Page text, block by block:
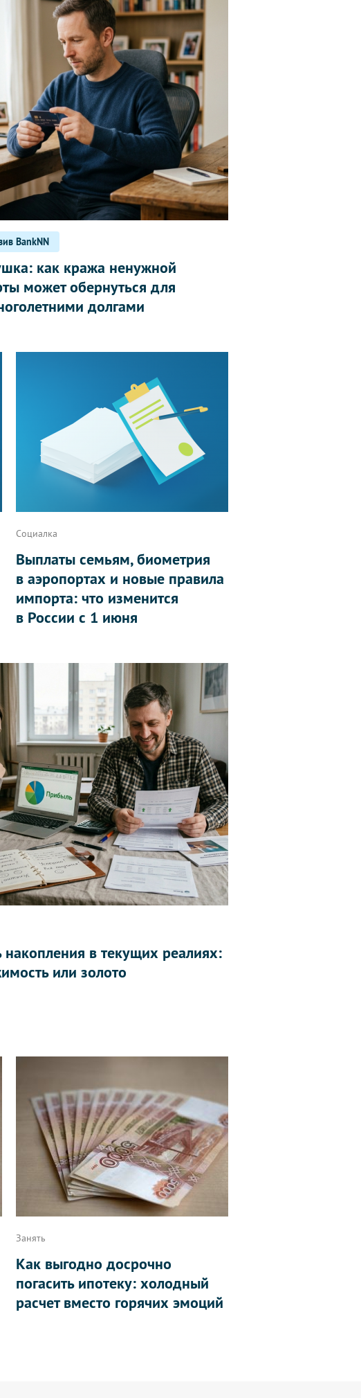
BankNN
как кража ненужной
может обернуться для
долгами
Социалка
Выплаты семьям, биометрия
в аэропортах и новые правила
импорта: что изменится
в России с 1 июня
накопления в текущих реалиях:
или золото
Занять
Как выгодно досрочно
погасить ипотеку: холодный
расчет вместо горячих эмоций